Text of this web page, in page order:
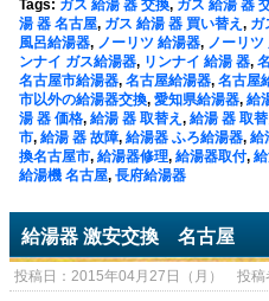
Tags: ガス 給湯 器 交換, ガス 給湯 器
湯 器 名古屋, ガス 給湯 器 買い替え , ガ
風呂給湯器, ノーリツ 給湯器, ノーリツ
ンナイ ガス給湯器, リンナイ 給湯 器,
名古屋市給湯器, 名古屋給湯器, 名古屋
市以外の給湯器交換, 愛知県給湯器, 給
湯 器 価格, 給湯 器 取替え , 給湯 器 取
市, 給湯 器 故障, 給湯器 ふろ給湯器, 給
換名古屋市, 給湯器修理, 給湯器取付,
給湯機 名古屋, 長府給湯器
給湯器 激安交換 名古屋
投稿日：2015年04月27日（月） 投稿